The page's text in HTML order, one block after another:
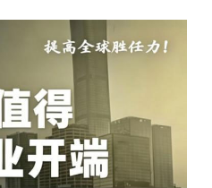
保测评等相关岗位。
备技术面试。